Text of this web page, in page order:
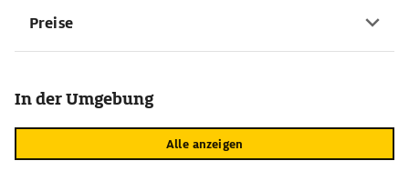
Preise
In der Umgebung
Alle anzeigen